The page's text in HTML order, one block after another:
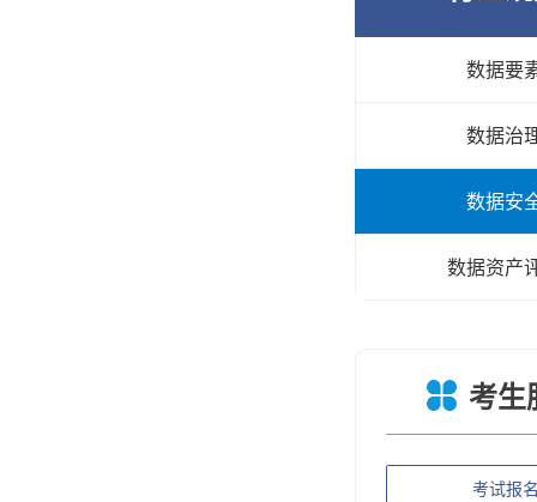
数据要
数据治
数据安
数据资产
考生
考试报